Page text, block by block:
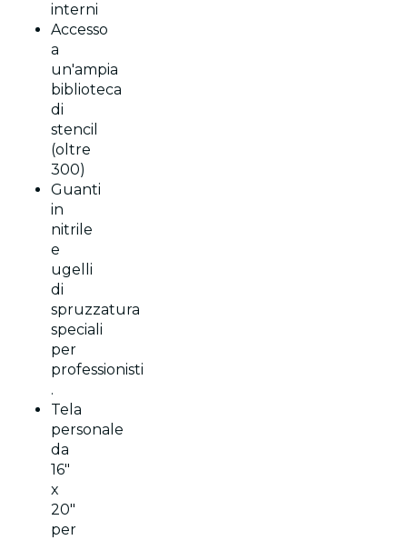
interni
Accesso
a
un'ampia
biblioteca
di
stencil
(oltre
300)
Guanti
in
nitrile
e
ugelli
di
spruzzatura
speciali
per
professionisti
.
Tela
personale
da
16"
x
20"
per